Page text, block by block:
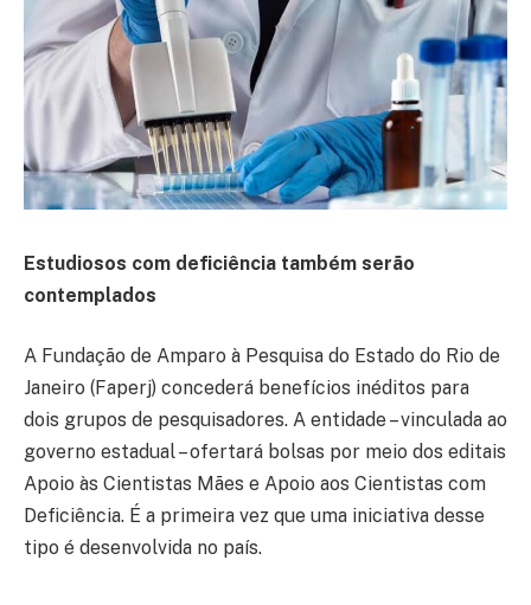
Estudiosos com deficiência também serão
contemplados
A Fundação de Amparo à Pesquisa do Estado do Rio de
Janeiro (Faperj) concederá benefícios inéditos para
dois grupos de pesquisadores. A entidade – vinculada ao
governo estadual – ofertará bolsas por meio dos editais
Apoio às Cientistas Mães e Apoio aos Cientistas com
Deficiência. É a primeira vez que uma iniciativa desse
tipo é desenvolvida no país.